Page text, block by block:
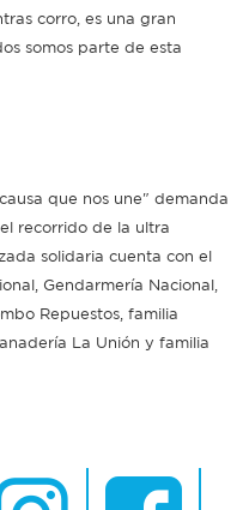
corro, es una gran
somos parte de esta
que nos une" demanda
recorrido de la ultra
solidaria cuenta con el
Gendarmería Nacional,
Repuestos, familia
La Unión y familia